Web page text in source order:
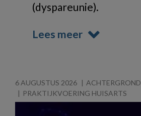
(dyspareunie).
Lees meer
6 AUGUSTUS 2026
ACHTERGROND
PRAKTIJKVOERING HUISARTS